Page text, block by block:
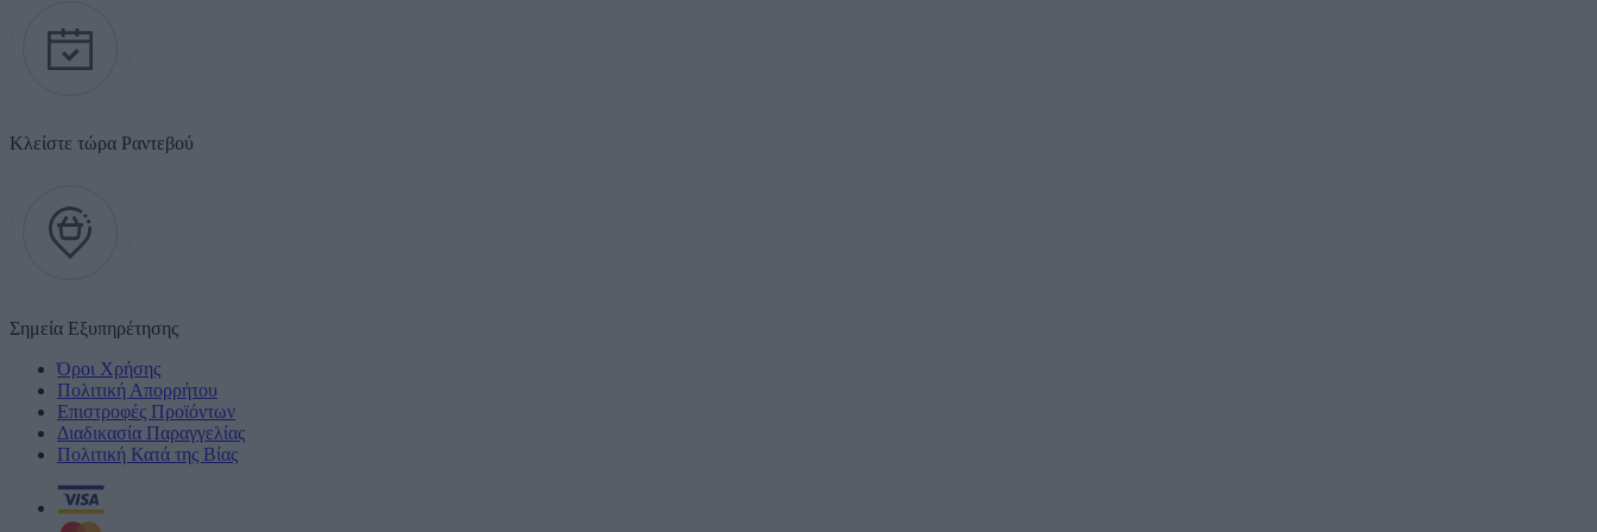
Κλείστε τώρα Ραντεβού
Σημεία Εξυπηρέτησης
Όροι Χρήσης
Πολιτική Απορρήτου
Επιστροφές Προϊόντων
Διαδικασία Παραγγελίας
Πολιτική Κατά της Βίας